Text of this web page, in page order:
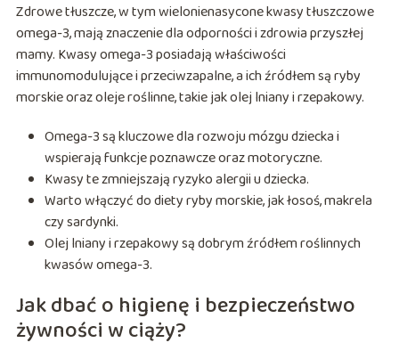
Zdrowe tłuszcze, w tym wielonienasycone kwasy tłuszczowe
omega-3, mają znaczenie dla odporności i zdrowia przyszłej
mamy. Kwasy omega-3 posiadają właściwości
immunomodulujące i przeciwzapalne, a ich źródłem są ryby
morskie oraz oleje roślinne, takie jak olej lniany i rzepakowy.
Omega-3 są kluczowe dla rozwoju mózgu dziecka i
wspierają funkcje poznawcze oraz motoryczne.
Kwasy te zmniejszają ryzyko alergii u dziecka.
Warto włączyć do diety ryby morskie, jak łosoś, makrela
czy sardynki.
Olej lniany i rzepakowy są dobrym źródłem roślinnych
kwasów omega-3.
Jak dbać o higienę i bezpieczeństwo
żywności w ciąży?